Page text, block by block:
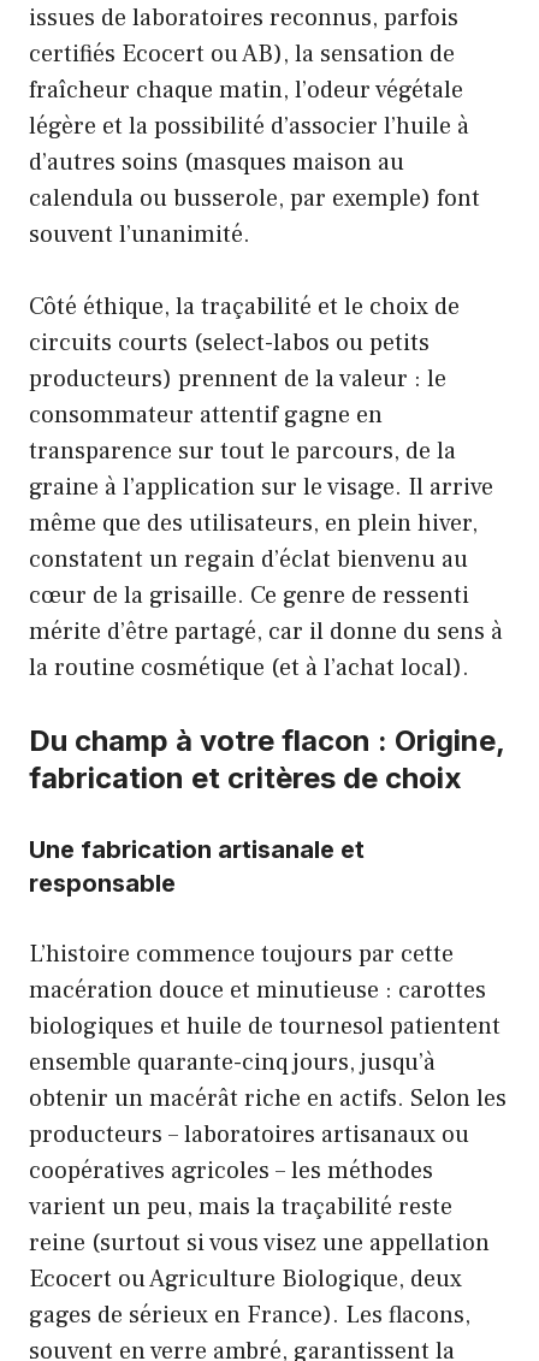
issues de laboratoires reconnus, parfois
certifiés Ecocert ou AB), la sensation de
fraîcheur chaque matin, l’odeur végétale
légère et la possibilité d’associer l’huile à
d’autres soins (masques maison au
calendula ou busserole, par exemple) font
souvent l’unanimité.
Côté éthique, la traçabilité et le choix de
circuits courts (select-labos ou petits
producteurs) prennent de la valeur : le
consommateur attentif gagne en
transparence sur tout le parcours, de la
graine à l’application sur le visage. Il arrive
même que des utilisateurs, en plein hiver,
constatent un regain d’éclat bienvenu au
cœur de la grisaille. Ce genre de ressenti
mérite d’être partagé, car il donne du sens à
la routine cosmétique (et à l’achat local).
Du champ à votre flacon : Origine,
fabrication et critères de choix
Une fabrication artisanale et
responsable
L’histoire commence toujours par cette
macération douce et minutieuse : carottes
biologiques et huile de tournesol patientent
ensemble quarante-cinq jours, jusqu’à
obtenir un macérât riche en actifs. Selon les
producteurs – laboratoires artisanaux ou
coopératives agricoles – les méthodes
varient un peu, mais la traçabilité reste
reine (surtout si vous visez une appellation
Ecocert ou Agriculture Biologique, deux
gages de sérieux en France). Les flacons,
souvent en verre ambré, garantissent la